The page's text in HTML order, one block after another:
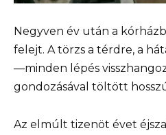
Negyven év után a
felejt. A törzs a térdre, a
—minden lépés
gondozásával töltött
Az elmúlt tizenöt évet